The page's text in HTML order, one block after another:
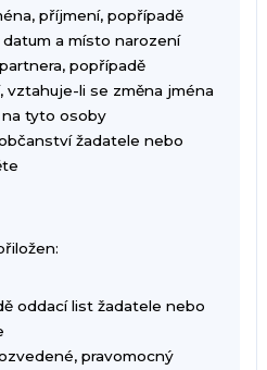
příjmení, popřípadě
a místo narození
popřípadě
vztahuje-li se změna jména
tyto osoby
žadatele nebo
oddací list žadatele nebo
pravomocný